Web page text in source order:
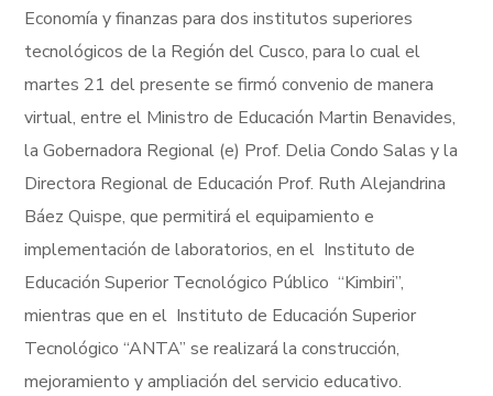
Economía y finanzas para dos institutos superiores
tecnológicos de la Región del Cusco, para lo cual el
martes 21 del presente se firmó convenio de manera
virtual, entre el Ministro de Educación Martin Benavides,
la Gobernadora Regional (e) Prof. Delia Condo Salas y la
Directora Regional de Educación Prof. Ruth Alejandrina
Báez Quispe, que permitirá el equipamiento e
implementación de laboratorios, en el Instituto de
Educación Superior Tecnológico Público “Kimbiri”,
mientras que en el Instituto de Educación Superior
Tecnológico “ANTA” se realizará la construcción,
mejoramiento y ampliación del servicio educativo.